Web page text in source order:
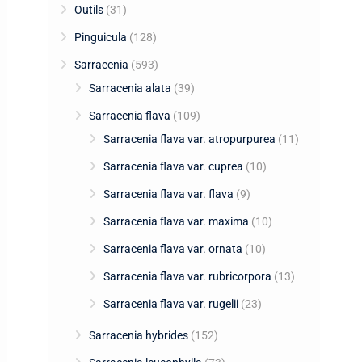
Outils (31)
Pinguicula (128)
Sarracenia (593)
Sarracenia alata (39)
Sarracenia flava (109)
Sarracenia flava var. atropurpurea (11)
Sarracenia flava var. cuprea (10)
Sarracenia flava var. flava (9)
Sarracenia flava var. maxima (10)
Sarracenia flava var. ornata (10)
Sarracenia flava var. rubricorpora (13)
Sarracenia flava var. rugelii (23)
Sarracenia hybrides (152)